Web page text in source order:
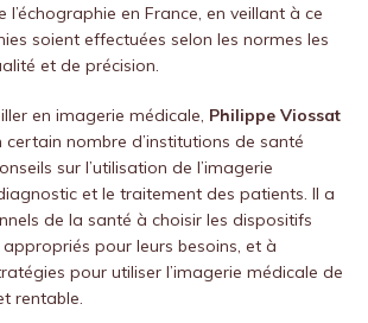
en France, en veillant à ce
soient effectuées selon les normes les
et de précision.
en imagerie médicale, Philippe Viossat
nombre d’institutions de santé
sur l’utilisation de l’imagerie
et le traitement des patients. Il a
de la santé à choisir les dispositifs
pour leurs besoins, et à
pour utiliser l’imagerie médicale de
rentable.